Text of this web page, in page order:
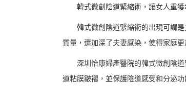
韓式微創陰道緊縮術，讓女人重獲
韓式微創陰道緊縮術的出現可謂是
質量，還加深了夫妻感染，使得家庭更
深圳怡康婦產醫院的韓式微創陰道
道粘膜皺褶，並保護陰道感受和分泌功